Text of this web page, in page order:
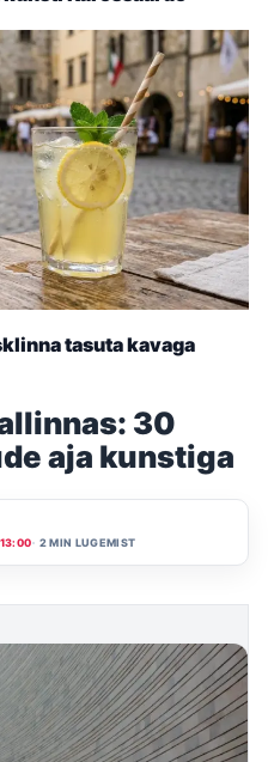
tasuta kavaga
30
aja kunstiga
2 MIN LUGEMIST